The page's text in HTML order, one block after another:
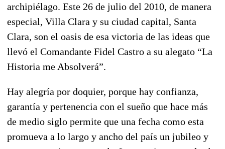
archipiélago. Este 26 de julio del 2010, de manera
especial, Villa Clara y su ciudad capital, Santa
Clara, son el oasis de esa victoria de las ideas que
llevó el Comandante Fidel Castro a su alegato “La
Historia me Absolverá”.
Hay alegría por doquier, porque hay confianza,
garantía y pertenencia con el sueño que hace más
de medio siglo permite que una fecha como esta
promueva a lo largo y ancho del país un jubileo y